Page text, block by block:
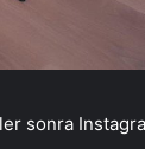
sonra